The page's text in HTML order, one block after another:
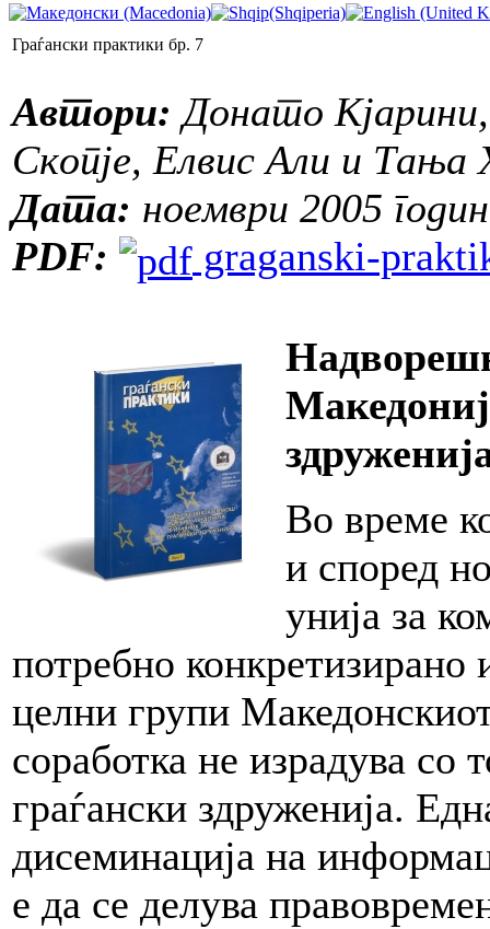
Граѓански практики бр. 7
Автори: Донато
Скопје, Елвис Али и
Дата: ноември 2005
PDF:
graganski-
Во време
и според
унија за
потребно
целни групи
соработка не израдува со
граѓански здруженија.
дисеминација на
е да се делува